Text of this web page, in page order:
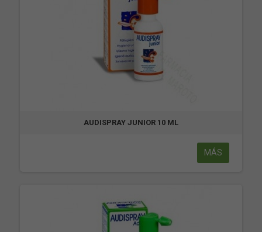
AUDISPRAY JUNIOR 10 ML
MÁS